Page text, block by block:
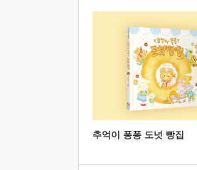
추억이 퐁퐁 도넛 빵집